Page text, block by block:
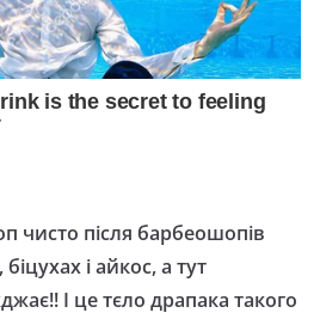
чисто після барбеошопів
і айкос, а тут
І це тєло драпака такого